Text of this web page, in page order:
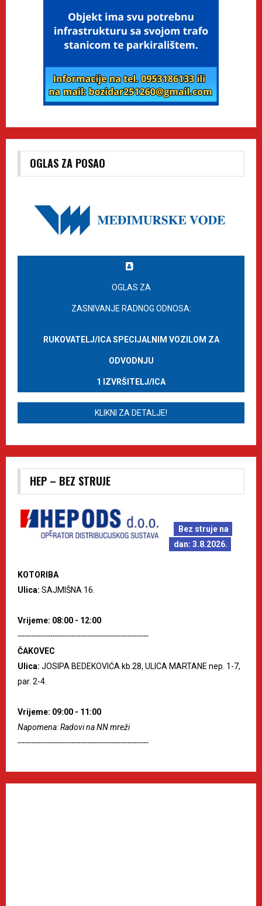
OGLAS ZA POSAO
OGLAS ZA
ZASNIVANJE RADNOG ODNOSA:
RUKOVATELJ/ICA SPECIJALNIM VOZILOM ZA
ODVODNJU
1 IZVRŠITELJ/ICA
KLIKNI ZA DETALJE!
HEP – BEZ STRUJE
Bez struje na
dan: 3.8.2026.
KOTORIBA
Ulica: SAJMIŠNA 16.
Vrijeme: 08:00 - 12:00
--------------------------------------------------------
ČAKOVEC
Ulica: JOSIPA BEDEKOVIĆA kb.28, ULICA MARTANE nep. 1-7,
par. 2-4.
Vrijeme: 09:00 - 11:00
Napomena: Radovi na NN mreži
--------------------------------------------------------